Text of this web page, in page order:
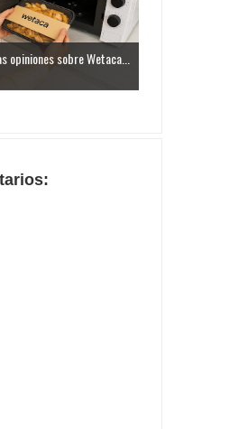
opiniones sobre Wetaca...